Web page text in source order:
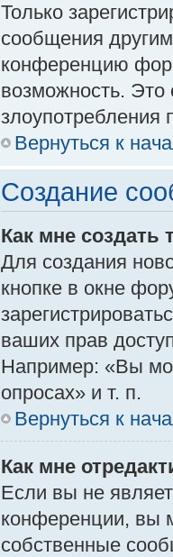
Только
сообщения
конференцию
возможность. Это
злоупотребления
Вернуться к
Создание
Как мне создать
Для создания
кнопке в окне
ваших прав
Например: «Вы
опросах» и т. п.
Вернуться к
Как мне
Если вы не
конференции, вы
собственные